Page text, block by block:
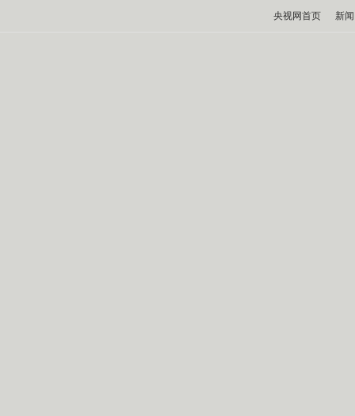
央视网首页 新闻